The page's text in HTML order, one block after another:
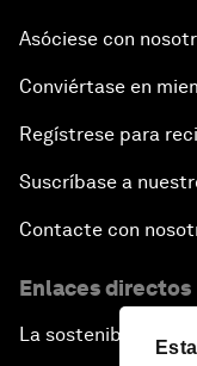
Asóciese con
Conviértase en
Regístrese para
Suscríbase a
Contacte con
Enlaces directos
La sostenibilidad en